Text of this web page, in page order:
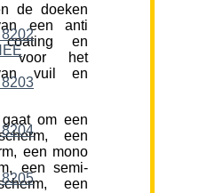
de doeken
een anti
coating en
voor het
vuil en
om een
een
een mono
een semi-
een